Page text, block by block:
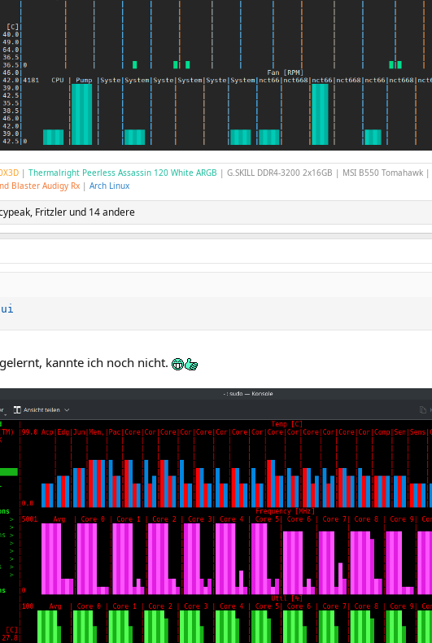
| Thermalright Peerless Assassin 120 White ARGB | G.SKILL DDR4-3200 2x16GB | MSI B550 Tomahawk |
Blaster Audigy Rx | Arch Linux
, Fritzler und 14 andere
kannte ich noch nicht.